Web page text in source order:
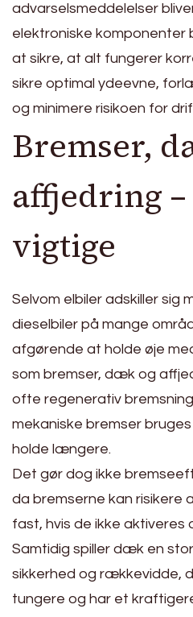
advarselsmeddelelser
elektroniske komponenter
at sikre, at alt fungerer
sikre optimal ydeevne,
og minimere risikoen for
Bremser,
affjedring
vigtige
Selvom elbiler adskiller sig
dieselbiler på mange
afgørende at holde øje
som bremser, dæk og
ofte regenerativ
mekaniske bremser
holde længere.
Det gør dog ikke
da bremserne kan risikere
fast, hvis de ikke aktiveres
Samtidig spiller dæk en
sikkerhed og rækkevidde,
tungere og har et